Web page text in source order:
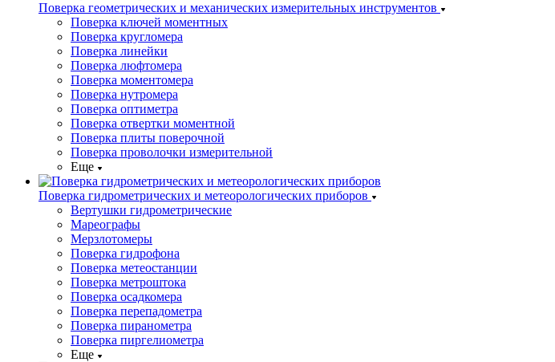
Поверка геометрических и механических измерительных инструментов
Поверка ключей моментных
Поверка кругломера
Поверка линейки
Поверка люфтомера
Поверка моментомера
Поверка нутромера
Поверка оптиметра
Поверка отвертки моментной
Поверка плиты поверочной
Поверка проволочки измерительной
Еще
Поверка гидрометрических и метеорологических приборов
Вертушки гидрометрические
Мареографы
Мерзлотомеры
Поверка гидрофона
Поверка метеостанции
Поверка метроштока
Поверка осадкомера
Поверка перепадометра
Поверка пиранометра
Поверка пиргелиометра
Еще